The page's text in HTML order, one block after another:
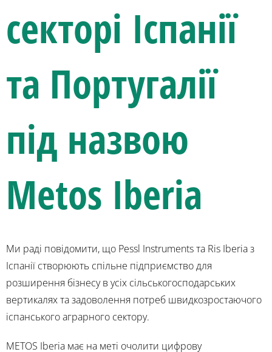
секторі Іспанії
та Португалії
під назвою
Metos Iberia
Ми раді повідомити, що Pessl Instruments та Ris Iberia з
Іспанії створюють спільне підприємство для
розширення бізнесу в усіх сільськогосподарських
вертикалях та задоволення потреб швидкозростаючого
іспанського аграрного сектору.
METOS Iberia має на меті очолити цифрову